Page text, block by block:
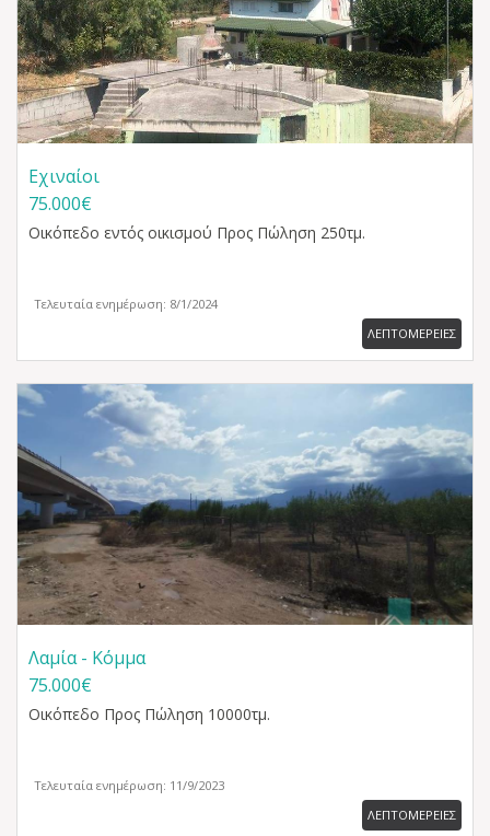
Εχιναίοι
75.000€
Οικόπεδο εντός οικισμού Προς Πώληση 250τμ.
Τελευταία ενημέρωση: 8/1/2024
ΛΕΠΤΟΜΕΡΕΙΕΣ
Λαμία - Κόμμα
75.000€
Οικόπεδο Προς Πώληση 10000τμ.
Τελευταία ενημέρωση: 11/9/2023
ΛΕΠΤΟΜΕΡΕΙΕΣ